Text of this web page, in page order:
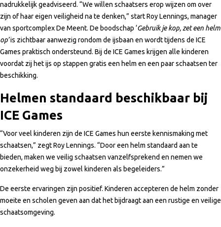
nadrukkelijk geadviseerd. “We willen schaatsers erop wijzen om over
zijn of haar eigen veiligheid na te denken,” start Roy Lennings, manager
van sportcomplex De Meent. De boodschap ‘Gebruik je kop, zet een helm
op’is zichtbaar aanwezig rondom de ijsbaan en wordt tijdens de ICE
Games praktisch ondersteund. Bij de ICE Games krijgen alle kinderen
voordat zij het ijs op stappen gratis een helm en een paar schaatsen ter
beschikking.
Helmen standaard beschikbaar bij
ICE Games
“Voor veel kinderen zijn de ICE Games hun eerste kennismaking met
schaatsen,” zegt Roy Lennings. “Door een helm standaard aan te
bieden, maken we veilig schaatsen vanzelfsprekend en nemen we
onzekerheid weg bij zowel kinderen als begeleiders.”
De eerste ervaringen zijn positief. Kinderen accepteren de helm zonder
moeite en scholen geven aan dat het bijdraagt aan een rustige en veilige
schaatsomgeving.